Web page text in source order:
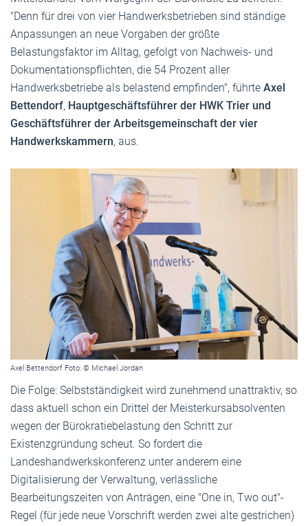
"Denn für drei von vier Handwerksbetrieben sind ständige
Anpassungen an neue Vorgaben der größte
Belastungsfaktor im Alltag, gefolgt von Nachweis- und
Dokumentationspflichten, die 54 Prozent aller
Handwerksbetriebe als belastend empfinden", führte Axel
Bettendorf, Hauptgeschäftsführer der HWK Trier und
Geschäftsführer der Arbeitsgemeinschaft der vier
Handwerkskammern, aus.
Axel Bettendorf Foto: © Michael Jordan
Die Folge: Selbstständigkeit wird zunehmend unattraktiv, so
dass aktuell schon ein Drittel der Meisterkursabsolventen
wegen der Bürokratiebelastung den Schritt zur
Existenzgründung scheut. So fordert die
Landeshandwerkskonferenz unter anderem eine
Digitalisierung der Verwaltung, verlässliche
Bearbeitungszeiten von Anträgen, eine "One in, Two out"-
Regel (für jede neue Vorschrift werden zwei alte gestrichen)